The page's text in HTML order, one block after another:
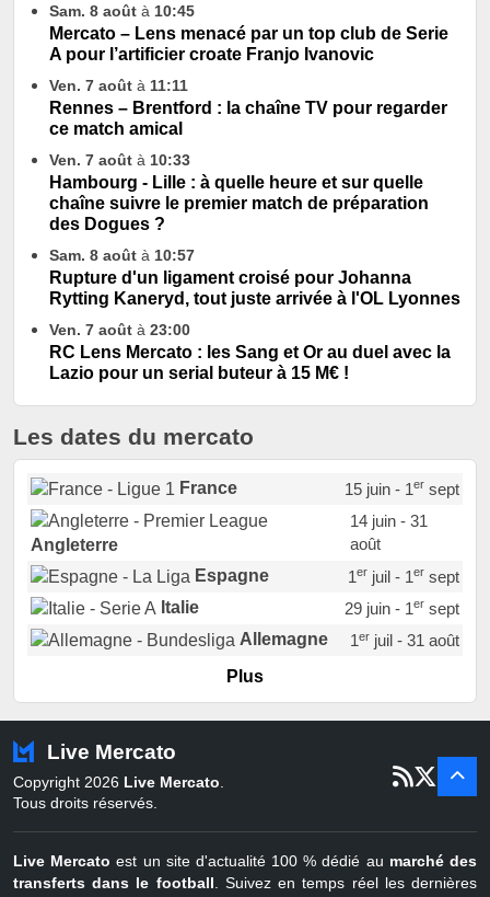
Sam. 8 août à 10:45
Mercato – Lens menacé par un top club de Serie
A pour l’artificier croate Franjo Ivanovic
Ven. 7 août à 11:11
Rennes – Brentford : la chaîne TV pour regarder
ce match amical
Ven. 7 août à 10:33
Hambourg - Lille : à quelle heure et sur quelle
chaîne suivre le premier match de préparation
des Dogues ?
Sam. 8 août à 10:57
Rupture d'un ligament croisé pour Johanna
Rytting Kaneryd, tout juste arrivée à l'OL Lyonnes
Ven. 7 août à 23:00
RC Lens Mercato : les Sang et Or au duel avec la
Lazio pour un serial buteur à 15 M€ !
Les dates du mercato
France 15 juin - 1ersept
Angleterre
14 juin - 31
août
Espagne
1erjuil - 1ersept
Italie
29 juin - 1ersept
Allemagne
1erjuil - 31 août
Portugal
Pays-Bas
22 juin - 2 sept
Belgique
juil - 31
Plus
Live Mercato
Copyright 2026 Live Mercato.
Tous droits réservés.
Live Mercato est un site d'actualité 100 % dédié au marché des
transferts dans le football. Suivez en temps réel les dernières